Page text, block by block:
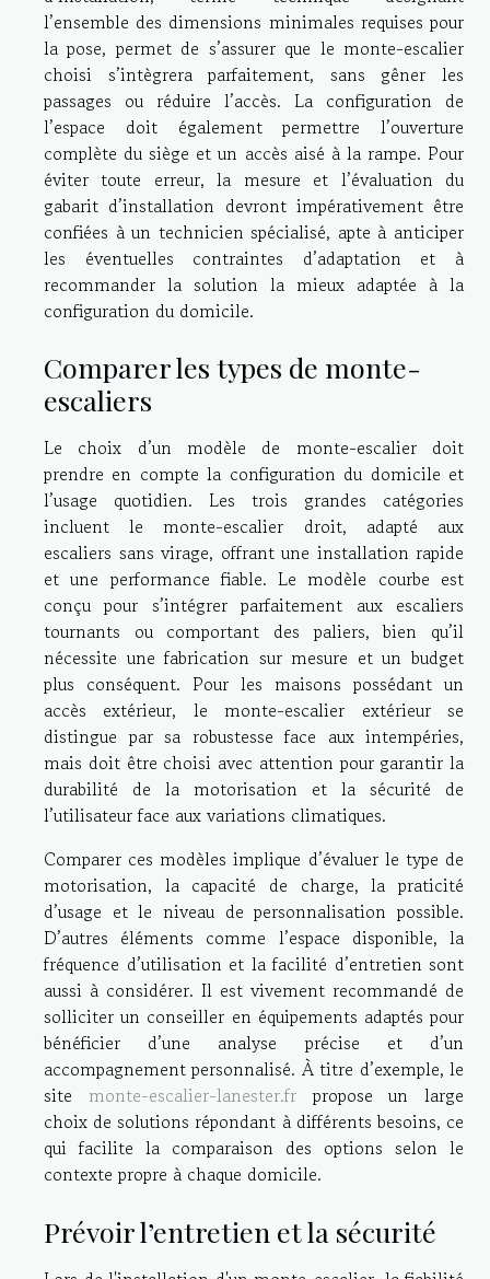
l’ensemble des dimensions minimales requises pour
la pose, permet de s’assurer que le monte-escalier
choisi s’intègrera parfaitement, sans gêner les
passages ou réduire l’accès. La configuration de
l’espace doit également permettre l’ouverture
complète du siège et un accès aisé à la rampe. Pour
éviter toute erreur, la mesure et l’évaluation du
gabarit d’installation devront impérativement être
confiées à un technicien spécialisé, apte à anticiper
les éventuelles contraintes d’adaptation et à
recommander la solution la mieux adaptée à la
configuration du domicile.
Comparer les types de monte-
escaliers
Le choix d’un modèle de monte-escalier doit
prendre en compte la configuration du domicile et
l’usage quotidien. Les trois grandes catégories
incluent le monte-escalier droit, adapté aux
escaliers sans virage, offrant une installation rapide
et une performance fiable. Le modèle courbe est
conçu pour s’intégrer parfaitement aux escaliers
tournants ou comportant des paliers, bien qu’il
nécessite une fabrication sur mesure et un budget
plus conséquent. Pour les maisons possédant un
accès extérieur, le monte-escalier extérieur se
distingue par sa robustesse face aux intempéries,
mais doit être choisi avec attention pour garantir la
durabilité de la motorisation et la sécurité de
l’utilisateur face aux variations climatiques.
Comparer ces modèles implique d’évaluer le type de
motorisation, la capacité de charge, la praticité
d’usage et le niveau de personnalisation possible.
D’autres éléments comme l’espace disponible, la
fréquence d’utilisation et la facilité d’entretien sont
aussi à considérer. Il est vivement recommandé de
solliciter un conseiller en équipements adaptés pour
bénéficier d’une analyse précise et d’un
accompagnement personnalisé. À titre d’exemple, le
site monte-escalier-lanester.frpropose un large
choix de solutions répondant à différents besoins, ce
qui facilite la comparaison des options selon le
contexte propre à chaque domicile.
Prévoir l’entretien et la sécurité